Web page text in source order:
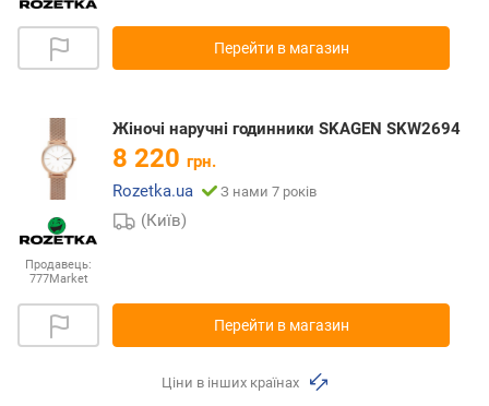
Перейти в магазин
Продавець:
777Market
Жіночі наручні годинники SKAGEN SKW2694
8 220 грн.
Rozetka.ua
З нами 7 років
(Київ)
Перейти в магазин
Ціни в інших країнах